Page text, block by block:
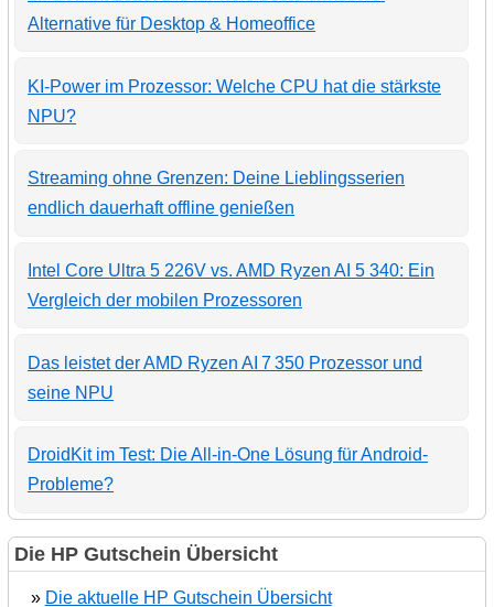
Alternative für Desktop & Homeoffice
KI-Power im Prozessor: Welche CPU hat die stärkste
NPU?
Streaming ohne Grenzen: Deine Lieblingsserien
endlich dauerhaft offline genießen
Intel Core Ultra 5 226V vs. AMD Ryzen AI 5 340: Ein
Vergleich der mobilen Prozessoren
Das leistet der AMD Ryzen AI 7 350 Prozessor und
seine NPU
DroidKit im Test: Die All-in-One Lösung für Android-
Probleme?
Die HP Gutschein Übersicht
» Die aktuelle HP Gutschein Übersicht